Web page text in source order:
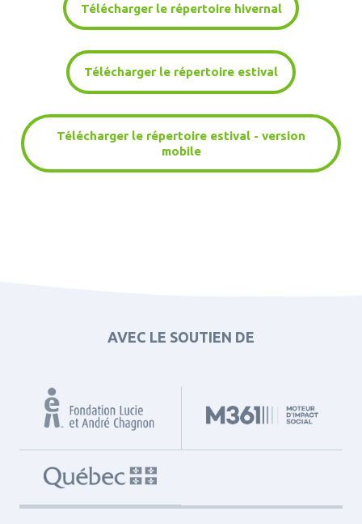
Télécharger le répertoire hivernal
Télécharger le répertoire estival
Télécharger le répertoire estival - version
mobile
AVEC LE SOUTIEN DE